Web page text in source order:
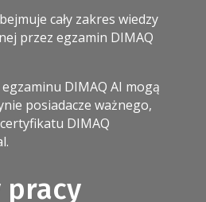
cały zakres wiedzy
przez egzamin DIMAQ
DIMAQ AI mogą
posiadacze ważnego,
DIMAQ
pracy